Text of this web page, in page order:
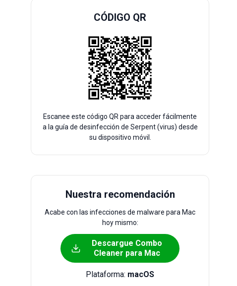
CÓDIGO QR
Escanee este código QR para acceder fácilmente
a la guía de desinfección de Serpent (virus) desde
su dispositivo móvil.
Nuestra recomendación
Acabe con las infecciones de malware para Mac
hoy mismo:
Descargue Combo
Cleaner para Mac
Plataforma: macOS